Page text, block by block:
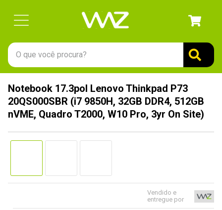
O que você procura?
Notebook 17.3pol Lenovo Thinkpad P73
20QS000SBR (i7 9850H, 32GB DDR4, 512GB
nVME, Quadro T2000, W10 Pro, 3yr On Site)
Vendido e
entregue por
1º
gabinete
2º
keychron